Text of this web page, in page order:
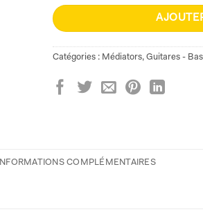
Catégories : Médiators, Guitares -
INFORMATIONS COMPLÉMENTAIRES